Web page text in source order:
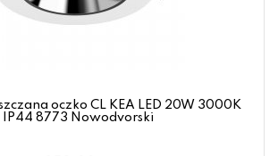
oczko CL KEA LED 20W 3000K
IP44 8773 Nowodvorski